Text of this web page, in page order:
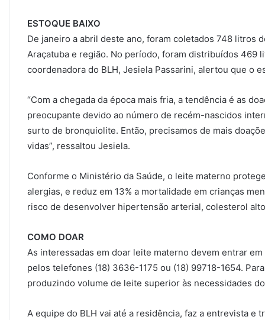
ESTOQUE BAIXO
De janeiro a abril deste ano, foram coletados 748 litros
Araçatuba e região. No período, foram distribuídos 469
coordenadora do BLH, Jesiela Passarini, alertou que o
“Com a chegada da época mais fria, a tendência é as
preocupante devido ao número de recém-nascidos
surto de bronquiolite. Então, precisamos de mais
vidas”, ressaltou Jesiela.
Conforme o Ministério da Saúde, o leite materno
alergias, e reduz em 13% a mortalidade em crianças
risco de desenvolver hipertensão arterial, colesterol
COMO DOAR
As interessadas em doar leite materno devem entrar
pelos telefones (18) 3636-1175 ou (18) 99718-1654.
produzindo volume de leite superior às necessidades
A equipe do BLH vai até a residência, faz a entrevista e